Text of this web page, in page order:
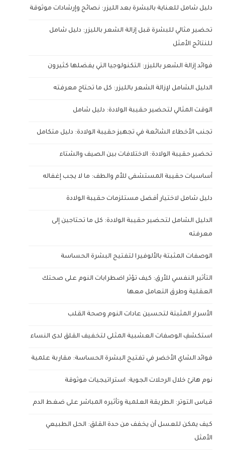
دليل شامل للعناية بالبشرة بعد الليزر: نصائح وإرشادات موثوقة
تحضير مثالي للبشرة قبل إزالة الشعر بالليزر: دليل شامل
للنتائج الأمثل
فوائد إزالة الشعر بالليزر: التكنولوجيا التي يفضلها كثيرون
الدليل الشامل لإزالة الشعر بالليزر: كل ما تحتاج معرفته
الوقت المثالي لتحضير حقيبة الولادة: دليل شامل
تجنب الأخطاء الشائعة في تجهيز حقيبة الولادة: دليل متكامل
تحضير حقيبة الولادة: الاختلافات بين الصيف والشتاء
أساسيات حقيبة المستشفى للأم والطف: ما لا يجب إغفاله
دليل شامل لاختيار أفضل مستلزمات حقيبة الولادة
الدليل الشامل لتحضير حقيبة الولادة: كل ما تحتاجين إلى
معرفته
الوصفات المثبتة بالألوفيرا لتفتيح البشرة الحساسة
التأثير النفسي للأرق: كيف تؤثر اضطرابات النوم على صحتك
العقلية وطرق التعامل معها
الأسرار المثبتة لتحسين عادات النوم وصحة القلب
استكشفِ الوصفات العشبية المثلى لتخفيف القلق لدى النساء
فوائد الشاي الأخضر في تفتيح البشرة الحساسة: مقاربة علمية
نوم هانئ خلال الرحلات الجوية: استراتيجيات موثوقة
قياس التوتر: الطريقة العلمية وتأثيره المباشر على ضغط الدم
كيف يمكن للعسل أن يخفف من حدة القلق: الحل الطبيعي
الأمثل